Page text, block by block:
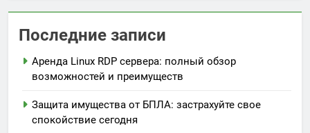
Последние записи
Аренда Linux RDP сервера: полный обзор
возможностей и преимуществ
Защита имущества от БПЛА: застрахуйте свое
спокойствие сегодня